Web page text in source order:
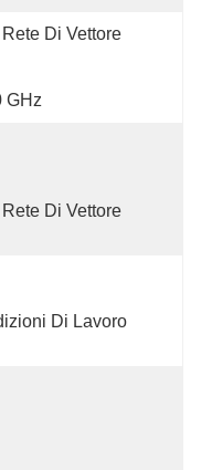
Di Vettore
GHz
Di Vettore
Di Lavoro